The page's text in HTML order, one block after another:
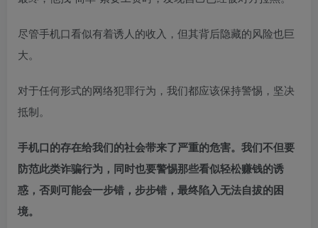
尽管手机口看似有着诱人的收入，但其背后隐藏的风险也巨
大。
对于任何形式的网络犯罪行为，我们都应该保持警惕，坚决
抵制。
手机口的存在给我们的社会带来了严重的危害。我们不但要
防范此类诈骗行为，同时也要警惕那些看似轻松赚钱的诱
惑，否则可能会一步错，步步错，最终陷入无法自拔的困
境。